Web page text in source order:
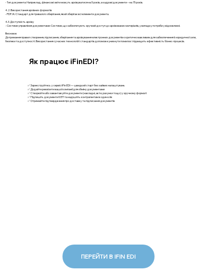
- Тип документа: Наприклад, фінансові звіти можуть архівуватися на 5 років, а кадрові документи – на 75 років.
4.2. Використання архівних форматів
- PDF/A: Стандарт для тривалого зберігання, який зберігає всі елементи документа.
4.3. Доступність архіву
- Системи управління документами: Системи, що забезпечують зручний доступ до архівованих матеріалів, у випадку потреби у відновленні.
Висновок
Дотримання правил створення, підписання, зберігання та архівування електронних документів є критично важливим для забезпечення їх юридичної сили,
безпеки та доступності. Використання сучасних технологій і стандартів допоможе уникнути помилок і підвищить ефективність бізнес-процесів.
✅ Зареєструйтесь у сервісі iFin EDI — швидкий старт без зайвих налаштувань
✅ Додайте реквізити вашої компанії для обміну документами
✅ Створюйте або завантажуйте документи (накладні, акти, рахунки тощо) у зручному форматі
✅ Підпишіть документи КЕП та надішліть контрагентам в один клік
✅ Отримайте підтвердження про доставку та підписання документів
ПЕРЕЙТИ В IFIN EDI
Як працює iFinEDI?